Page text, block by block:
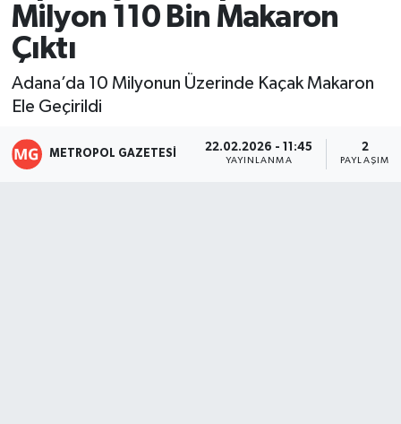
Milyon 110 Bin Makaron
Çıktı
Adana’da 10 Milyonun Üzerinde Kaçak Makaron
Ele Geçirildi
METROPOL GAZETESI 22.02.2026 - 11:45
YAYINLANMA
2
PAYLAŞIM